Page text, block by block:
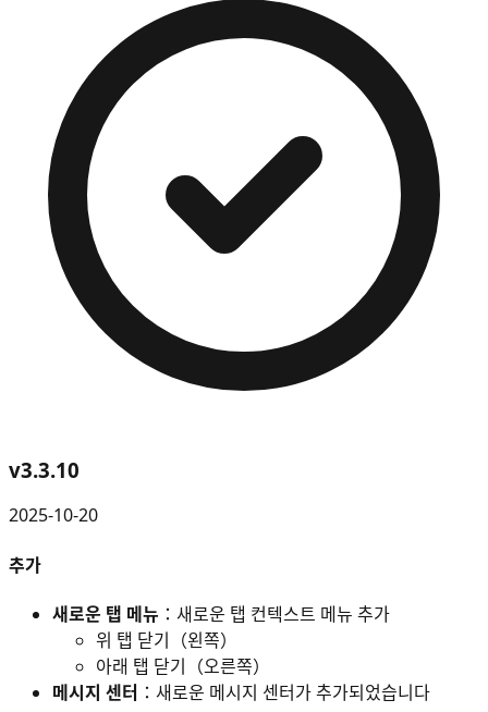
v3.3.10
2025-10-20
추가
새로운 탭 메뉴 ：새로운 탭 컨텍스트 메뉴 추가
위 탭 닫기（왼쪽）
아래 탭 닫기（오른쪽）
메시지 센터 ：새로운 메시지 센터가 추가되었습니다